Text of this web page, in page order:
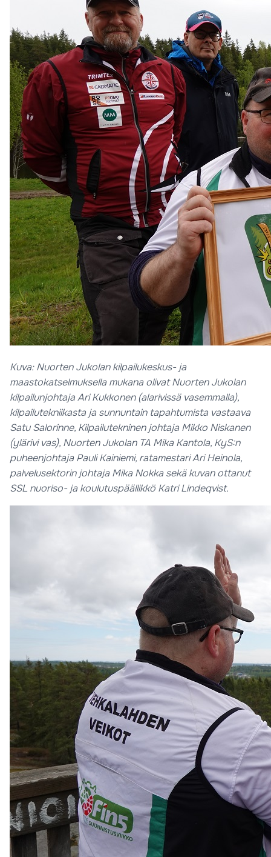
Kuva: Nuorten Jukolan kilpailukeskus- ja
maastokatselmuksella mukana olivat Nuorten Jukolan
kilpailunjohtaja Ari Kukkonen (alarivissä vasemmalla),
kilpailutekniikasta ja sunnuntain tapahtumista vastaava
Satu Salorinne, Kilpailutekninen johtaja Mikko Niskanen
(ylärivi vas), Nuorten Jukolan TA Mika Kantola, KyS:n
puheenjohtaja Pauli Kainiemi, ratamestari Ari Heinola,
palvelusektorin johtaja Mika Nokka sekä kuvan ottanut
SSL nuoriso- ja koulutuspäällikkö Katri Lindeqvist.